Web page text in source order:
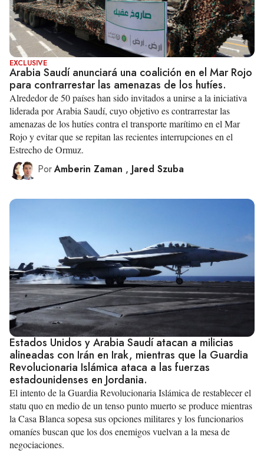
EXCLUSIVE
Arabia Saudí anunciará una coalición en el Mar Rojo
para contrarrestar las amenazas de los hutíes.
Alrededor de 50 países han sido invitados a unirse a la iniciativa
liderada por Arabia Saudí, cuyo objetivo es contrarrestar las
amenazas de los hutíes contra el transporte marítimo en el Mar
Rojo y evitar que se repitan las recientes interrupciones en el
Estrecho de Ormuz.
PorAmberin Zaman , Jared Szuba
Estados Unidos y Arabia Saudí atacan a milicias
alineadas con Irán en Irak, mientras que la Guardia
Revolucionaria Islámica ataca a las fuerzas
estadounidenses en Jordania.
El intento de la Guardia Revolucionaria Islámica de restablecer el
statu quo en medio de un tenso punto muerto se produce mientras
la Casa Blanca sopesa sus opciones militares y los funcionarios
omaníes buscan que los dos enemigos vuelvan a la mesa de
negociaciones.